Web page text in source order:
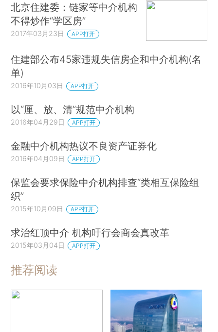
北京住建委：链家等中介机构
不得炒作“学区房”
2017年03月23日 APP打开
住建部公布45家违规失信房企和中介机构(名
单)
2016年10月03日 APP打开
以“厘、放、清”规范中介机构
2016年04月29日 APP打开
金融中介机构热议不良资产证券化
2016年04月09日 APP打开
保监会要求保险中介机构排查“类相互保险组
织”
2015年10月09日 APP打开
求治红顶中介 机构吁行会商会真改革
2015年03月04日 APP打开
推荐阅读